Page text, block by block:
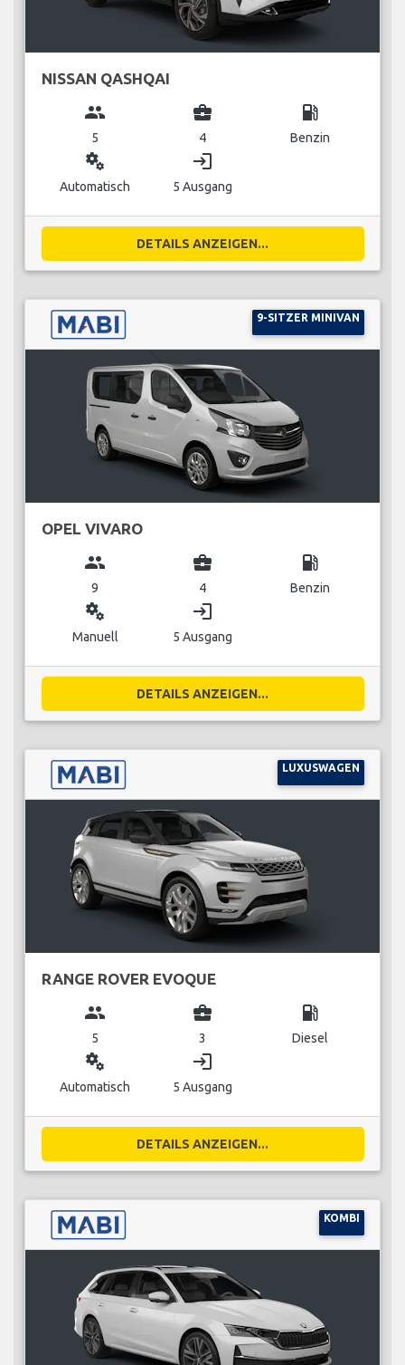
NISSAN QASHQAI
group
5
business_center
4
local_gas_station
Benzin
miscellaneous_services
Automatisch
login
5 Ausgang
DETAILS ANZEIGEN...
9-SITZER MINIVAN
OPEL VIVARO
group
9
business_center
4
local_gas_station
Benzin
miscellaneous_services
Manuell
login
5 Ausgang
DETAILS ANZEIGEN...
LUXUSWAGEN
RANGE ROVER EVOQUE
group
5
business_center
3
local_gas_station
Diesel
miscellaneous_services
Automatisch
login
5 Ausgang
DETAILS ANZEIGEN...
KOMBI